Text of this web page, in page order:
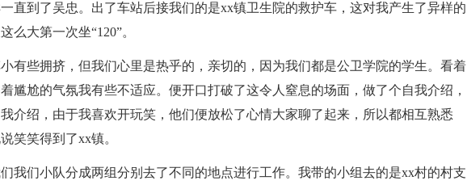
直到了吴忠。出了车站后接我们的是xx镇卫生院的救护车，这对我产生了异样的
么大第一次坐“120”。
些拥挤，但我们心里是热乎的，亲切的，因为我们都是公卫学院的学生。看着
尴尬的气氛我有些不适应。便开口打破了这令人窒息的场面，做了个自我介绍，
介绍，由于我喜欢开玩笑，他们便放松了心情大家聊了起来，所以都相互熟悉
笑笑得到了xx镇。
们小队分成两组分别去了不同的地点进行工作。我带的小组去的是xx村的村支